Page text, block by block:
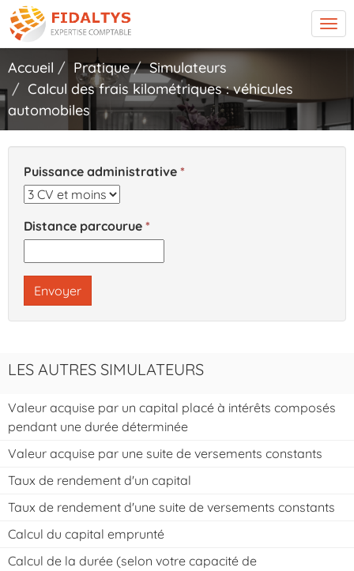
Accueil Pratique
Simulateurs
Calcul des frais kilométriques : véhicules
automobiles
Puissance administrative
Distance parcourue
Envoyer
LES AUTRES SIMULATEURS
Valeur acquise par un capital placé à intérêts composés
pendant une durée déterminée
Valeur acquise par une suite de versements constants
Taux de rendement d'un capital
Taux de rendement d'une suite de versements constants
Calcul du capital emprunté
Calcul de la durée (selon votre capacité de